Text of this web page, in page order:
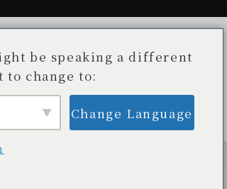
部落格/新聞
部落格/更新
Beauty Agent
美容顧問
be speaking a different
to change to:
Change Language